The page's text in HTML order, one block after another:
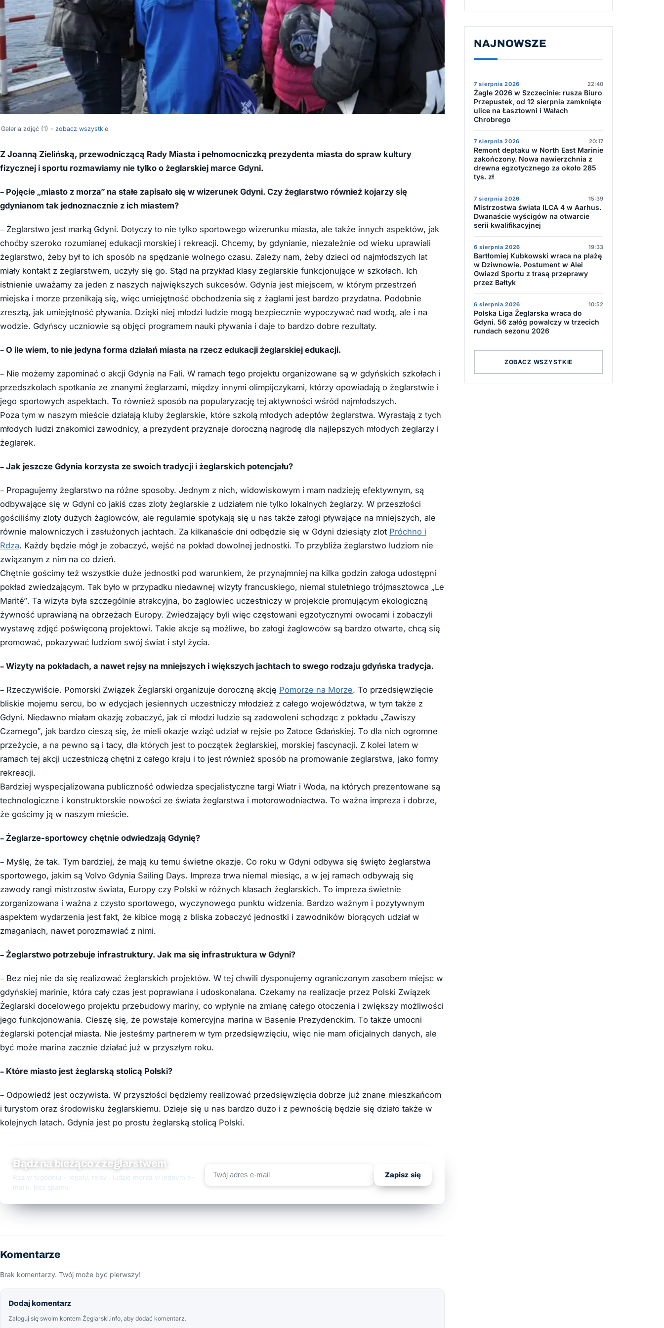
Galeria zdjęć (1) - zobacz wszystkie
Z Joanną Zielińską, przewodniczącą Rady Miasta i pełnomocniczką prezydenta miasta do spraw kultury
fizycznej i sportu rozmawiamy nie tylko o żeglarskiej marce Gdyni.
– Pojęcie „miasto z morza” na stałe zapisało się w wizerunek Gdyni. Czy żeglarstwo również kojarzy się
gdynianom tak jednoznacznie z ich miastem?
– Żeglarstwo jest marką Gdyni. Dotyczy to nie tylko sportowego wizerunku miasta, ale także innych aspektów, jak
choćby szeroko rozumianej edukacji morskiej i rekreacji. Chcemy, by gdynianie, niezależnie od wieku uprawiali
żeglarstwo, żeby był to ich sposób na spędzanie wolnego czasu. Zależy nam, żeby dzieci od najmłodszych lat
miały kontakt z żeglarstwem, uczyły się go. Stąd na przykład klasy żeglarskie funkcjonujące w szkołach. Ich
istnienie uważamy za jeden z naszych największych sukcesów. Gdynia jest miejscem, w którym przestrzeń
miejska i morze przenikają się, więc umiejętność obchodzenia się z żaglami jest bardzo przydatna. Podobnie
zresztą, jak umiejętność pływania. Dzięki niej młodzi ludzie mogą bezpiecznie wypoczywać nad wodą, ale i na
wodzie. Gdyńscy uczniowie są objęci programem nauki pływania i daje to bardzo dobre rezultaty.
– O ile wiem, to nie jedyna forma działań miasta na rzecz edukacji żeglarskiej edukacji.
– Nie możemy zapominać o akcji Gdynia na Fali. W ramach tego projektu organizowane są w gdyńskich szkołach i
przedszkolach spotkania ze znanymi żeglarzami, między innymi olimpijczykami, którzy opowiadają o żeglarstwie i
jego sportowych aspektach. To również sposób na popularyzację tej aktywności wśród najmłodszych.
Poza tym w naszym mieście działają kluby żeglarskie, które szkolą młodych adeptów żeglarstwa. Wyrastają z tych
młodych ludzi znakomici zawodnicy, a prezydent przyznaje doroczną nagrodę dla najlepszych młodych żeglarzy i
żeglarek.
– Jak jeszcze Gdynia korzysta ze swoich tradycji i żeglarskich potencjału?
– Propagujemy żeglarstwo na różne sposoby. Jednym z nich, widowiskowym i mam nadzieję efektywnym, są
odbywające się w Gdyni co jakiś czas zloty żeglarskie z udziałem nie tylko lokalnych żeglarzy. W przeszłości
gościliśmy zloty dużych żaglowców, ale regularnie spotykają się u nas także załogi pływające na mniejszych, ale
równie malowniczych i zasłużonych jachtach. Za kilkanaście dni odbędzie się w Gdyni dziesiąty zlot Próchno i
Rdza. Każdy będzie mógł je zobaczyć, wejść na pokład dowolnej jednostki. To przybliża żeglarstwo ludziom nie
związanym z nim na co dzień.
Chętnie gościmy też wszystkie duże jednostki pod warunkiem, że przynajmniej na kilka godzin załoga udostępni
pokład zwiedzającym. Tak było w przypadku niedawnej wizyty francuskiego, niemal stuletniego trójmasztowca „Le
Marité”. Ta wizyta była szczególnie atrakcyjna, bo żaglowiec uczestniczy w projekcie promującym ekologiczną
żywność uprawianą na obrzeżach Europy. Zwiedzający byli więc częstowani egzotycznymi owocami i zobaczyli
wystawę zdjęć poświęconą projektowi. Takie akcje są możliwe, bo załogi żaglowców są bardzo otwarte, chcą się
promować, pokazywać ludziom swój świat i styl życia.
– Wizyty na pokładach, a nawet rejsy na mniejszych i większych jachtach to swego rodzaju gdyńska tradycja.
– Rzeczywiście. Pomorski Związek Żeglarski organizuje doroczną akcję Pomorze na Morze. To przedsięwzięcie
bliskie mojemu sercu, bo w edycjach jesiennych uczestniczy młodzież z całego województwa, w tym także z
Gdyni. Niedawno miałam okazję zobaczyć, jak ci młodzi ludzie są zadowoleni schodząc z pokładu „Zawiszy
Czarnego”, jak bardzo cieszą się, że mieli okazje wziąć udział w rejsie po Zatoce Gdańskiej. To dla nich ogromne
przeżycie, a na pewno są i tacy, dla których jest to początek żeglarskiej, morskiej fascynacji. Z kolei latem w
ramach tej akcji uczestniczą chętni z całego kraju i to jest również sposób na promowanie żeglarstwa, jako formy
rekreacji.
Bardziej wyspecjalizowana publiczność odwiedza specjalistyczne targi Wiatr i Woda, na których prezentowane są
technologiczne i konstruktorskie nowości ze świata żeglarstwa i motorowodniactwa. To ważna impreza i dobrze,
że gościmy ją w naszym mieście.
– Żeglarze-sportowcy chętnie odwiedzają Gdynię?
– Myślę, że tak. Tym bardziej, że mają ku temu świetne okazje. Co roku w Gdyni odbywa się święto żeglarstwa
sportowego, jakim są Volvo Gdynia Sailing Days. Impreza trwa niemal miesiąc, a w jej ramach odbywają się
zawody rangi mistrzostw świata, Europy czy Polski w różnych klasach żeglarskich. To impreza świetnie
zorganizowana i ważna z czysto sportowego, wyczynowego punktu widzenia. Bardzo ważnym i pozytywnym
aspektem wydarzenia jest fakt, że kibice mogą z bliska zobaczyć jednostki i zawodników biorących udział w
zmaganiach, nawet porozmawiać z nimi.
– Żeglarstwo potrzebuje infrastruktury. Jak ma się infrastruktura w Gdyni?
– Bez niej nie da się realizować żeglarskich projektów. W tej chwili dysponujemy ograniczonym zasobem miejsc w
gdyńskiej marinie, która cały czas jest poprawiana i udoskonalana. Czekamy na realizacje przez Polski Związek
Żeglarski docelowego projektu przebudowy mariny, co wpłynie na zmianę całego otoczenia i zwiększy możliwości
jego funkcjonowania. Cieszę się, że powstaje komercyjna marina w Basenie Prezydenckim. To także umocni
żeglarski potencjał miasta. Nie jesteśmy partnerem w tym przedsięwzięciu, więc nie mam oficjalnych danych, ale
być może marina zacznie działać już w przyszłym roku.
– Które miasto jest żeglarską stolicą Polski?
– Odpowiedź jest oczywista. W przyszłości będziemy realizować przedsięwzięcia dobrze już znane mieszkańcom
i turystom oraz środowisku żeglarskiemu. Dzieje się u nas bardzo dużo i z pewnością będzie się działo także w
kolejnych latach. Gdynia jest po prostu żeglarską stolicą Polski.
Bądź na bieżąco z żeglarstwem
Raz w tygodniu - regaty, rejsy i ludzie morza w jednym e-
mailu. Bez spamu.
Zapisz się
Komentarze
Brak komentarzy. Twój może być pierwszy!
Dodaj komentarz
Zaloguj się swoim kontem Żeglarski.info, aby dodać komentarz.
NAJNOWSZE
7 sierpnia 2026 22:40
Żagle 2026 w Szczecinie: rusza Biuro
Przepustek, od 12 sierpnia zamknięte
ulice na Łasztowni i Wałach
Chrobrego
7 sierpnia 2026 20:17
Remont deptaku w North East Marinie
zakończony. Nowa nawierzchnia z
drewna egzotycznego za około 285
tys. zł
7 sierpnia 2026 15:39
Mistrzostwa świata ILCA 4 w Aarhus.
Dwanaście wyścigów na otwarcie
serii kwalifikacyjnej
6 sierpnia 2026 19:33
Bartłomiej Kubkowski wraca na plażę
w Dziwnowie. Postument w Alei
Gwiazd Sportu z trasą przeprawy
przez Bałtyk
6 sierpnia 2026 10:52
Polska Liga Żeglarska wraca do
Gdyni. 56 załóg powalczy w trzecich
rundach sezonu 2026
ZOBACZ WSZYSTKIE